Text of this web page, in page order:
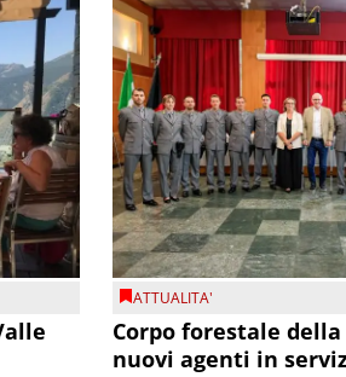
ATTUALITA'
Corpo forestale della
nuovi agenti in